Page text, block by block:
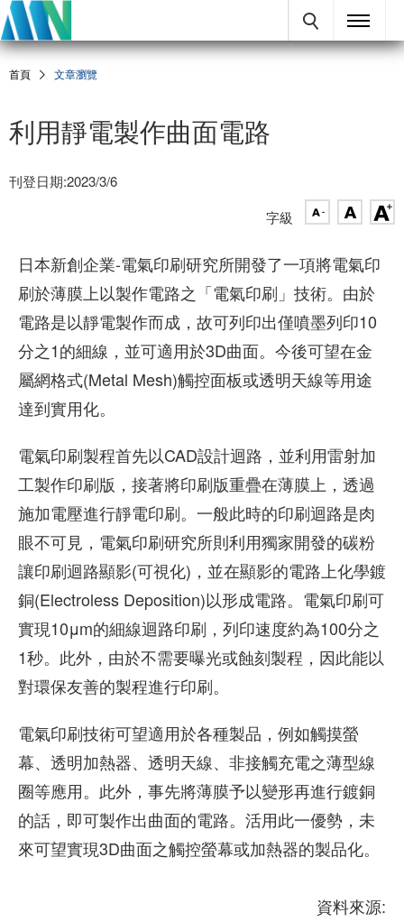
首頁 文章瀏覽
利用靜電製作曲面電路
刊登日期:2023/3/6
字級
日本新創企業-電氣印刷研究所開發了一項將電氣印
刷於薄膜上以製作電路之「電氣印刷」技術。由於
電路是以靜電製作而成，故可列印出僅噴墨列印10
分之1的細線，並可適用於3D曲面。今後可望在金
屬網格式(Metal Mesh)觸控面板或透明天線等用途
達到實用化。
電氣印刷製程首先以CAD設計迴路，並利用雷射加
工製作印刷版，接著將印刷版重疊在薄膜上，透過
施加電壓進行靜電印刷。一般此時的印刷迴路是肉
眼不可見，電氣印刷研究所則利用獨家開發的碳粉
讓印刷迴路顯影(可視化)，並在顯影的電路上化學鍍
銅(Electroless Deposition)以形成電路。電氣印刷可
實現10μm的細線迴路印刷，列印速度約為100分之
1秒。此外，由於不需要曝光或蝕刻製程，因此能以
對環保友善的製程進行印刷。
電氣印刷技術可望適用於各種製品，例如觸摸螢
幕、透明加熱器、透明天線、非接觸充電之薄型線
圈等應用。此外，事先將薄膜予以變形再進行鍍銅
的話，即可製作出曲面的電路。活用此一優勢，未
來可望實現3D曲面之觸控螢幕或加熱器的製品化。
資料來源: